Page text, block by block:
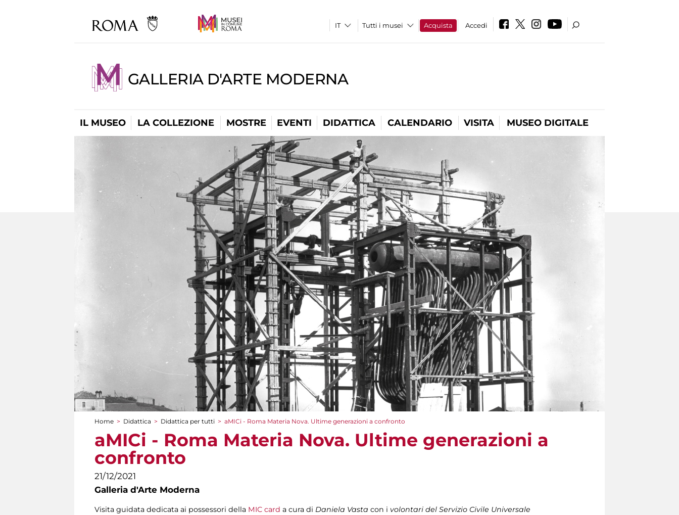
Tutti i musei Acquista Accedi
GALLERIA D'ARTE MODERNA
IL MUSEO LA COLLEZIONE MOSTRE EVENTI DIDATTICA CALENDARIO VISITA MUSEO DIGITALE
Tu sei qui
Home > Didattica > Didattica per tutti > aMICi - Roma Materia Nova. Ultime generazioni a confronto
aMICi - Roma Materia Nova. Ultime generazioni a
confronto
21/12/2021
Galleria d'Arte Moderna
Visita guidata dedicata ai possessori della MIC card a cura di Daniela Vasta con i volontari del Servizio Civile Universale